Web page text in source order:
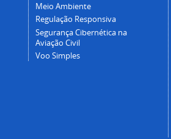
Meio Ambiente
Regulação Responsiva
Segurança Cibernética na
Aviação Civil
Voo Simples